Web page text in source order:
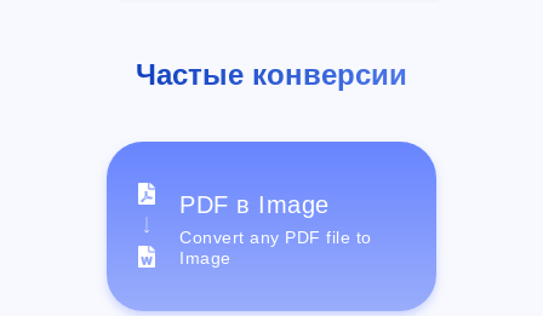
Частые конверсии
PDF в Image
Convert any PDF file to
Image